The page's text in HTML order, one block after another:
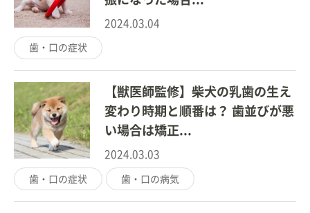
2024.03.04
歯・口の症状
【獣医師監修】柴犬の乳歯の生え
変わり時期と順番は？ 歯並びが悪
い場合は矯正...
2024.03.03
歯・口の症状 歯・口の病気